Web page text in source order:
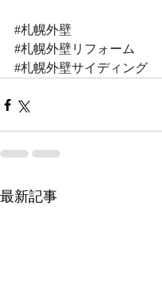
#札幌外壁
#札幌外壁リフォーム
#札幌外壁サイディング
最新記事